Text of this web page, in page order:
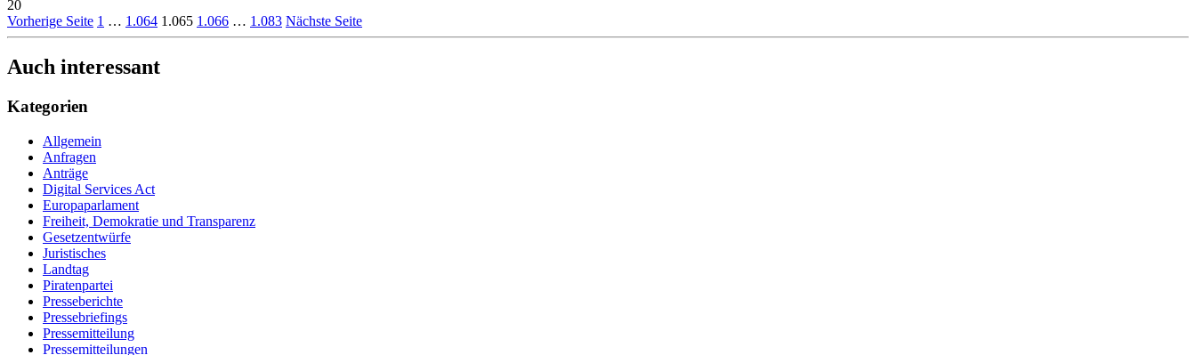
20
Vorherige Seite 1 … 1.064 1.065 1.066 … 1.083 Nächste Seite
Auch interessant
Kategorien
Allgemein
Anfragen
Anträge
Digital Services Act
Europaparlament
Freiheit, Demokratie und Transparenz
Gesetzentwürfe
Juristisches
Landtag
Piratenpartei
Presseberichte
Pressebriefings
Pressemitteilung
Pressemitteilungen